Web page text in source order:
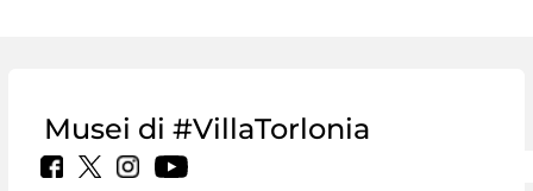
Musei di #VillaTorlonia